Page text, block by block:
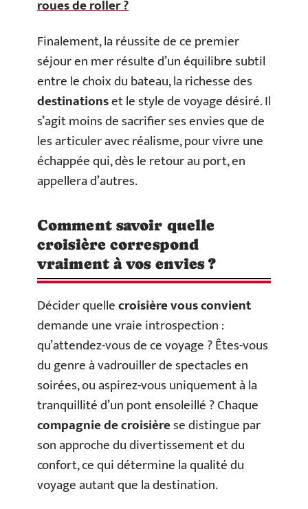
roues de roller ?
Finalement, la réussite de ce premier
séjour en mer résulte d’un équilibre subtil
entre le choix du bateau, la richesse des
destinationset le style de voyage désiré. Il
s’agit moins de sacrifier ses envies que de
les articuler avec réalisme, pour vivre une
échappée qui, dès le retour au port, en
appellera d’autres.
Comment savoir quelle
croisière correspond
vraiment à vos envies ?
Décider quellecroisière vous convient
demande une vraie introspection :
qu’attendez-vous de ce voyage ? Êtes-vous
du genre à vadrouiller de spectacles en
soirées, ou aspirez-vous uniquement à la
tranquillité d’un pont ensoleillé ? Chaque
compagnie de croisièrese distingue par
son approche du divertissement et du
confort, ce qui détermine la qualité du
voyage autant que la destination.